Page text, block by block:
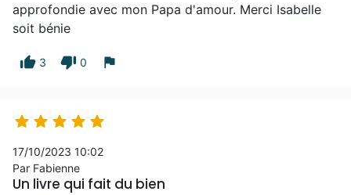
approfondie avec mon Papa d'amour. Merci Isabelle
soit bénie
thumb_up 3 thumb_down 0 flag
    
17/10/2023 10:02
Par Fabienne
Un livre qui fait du bien